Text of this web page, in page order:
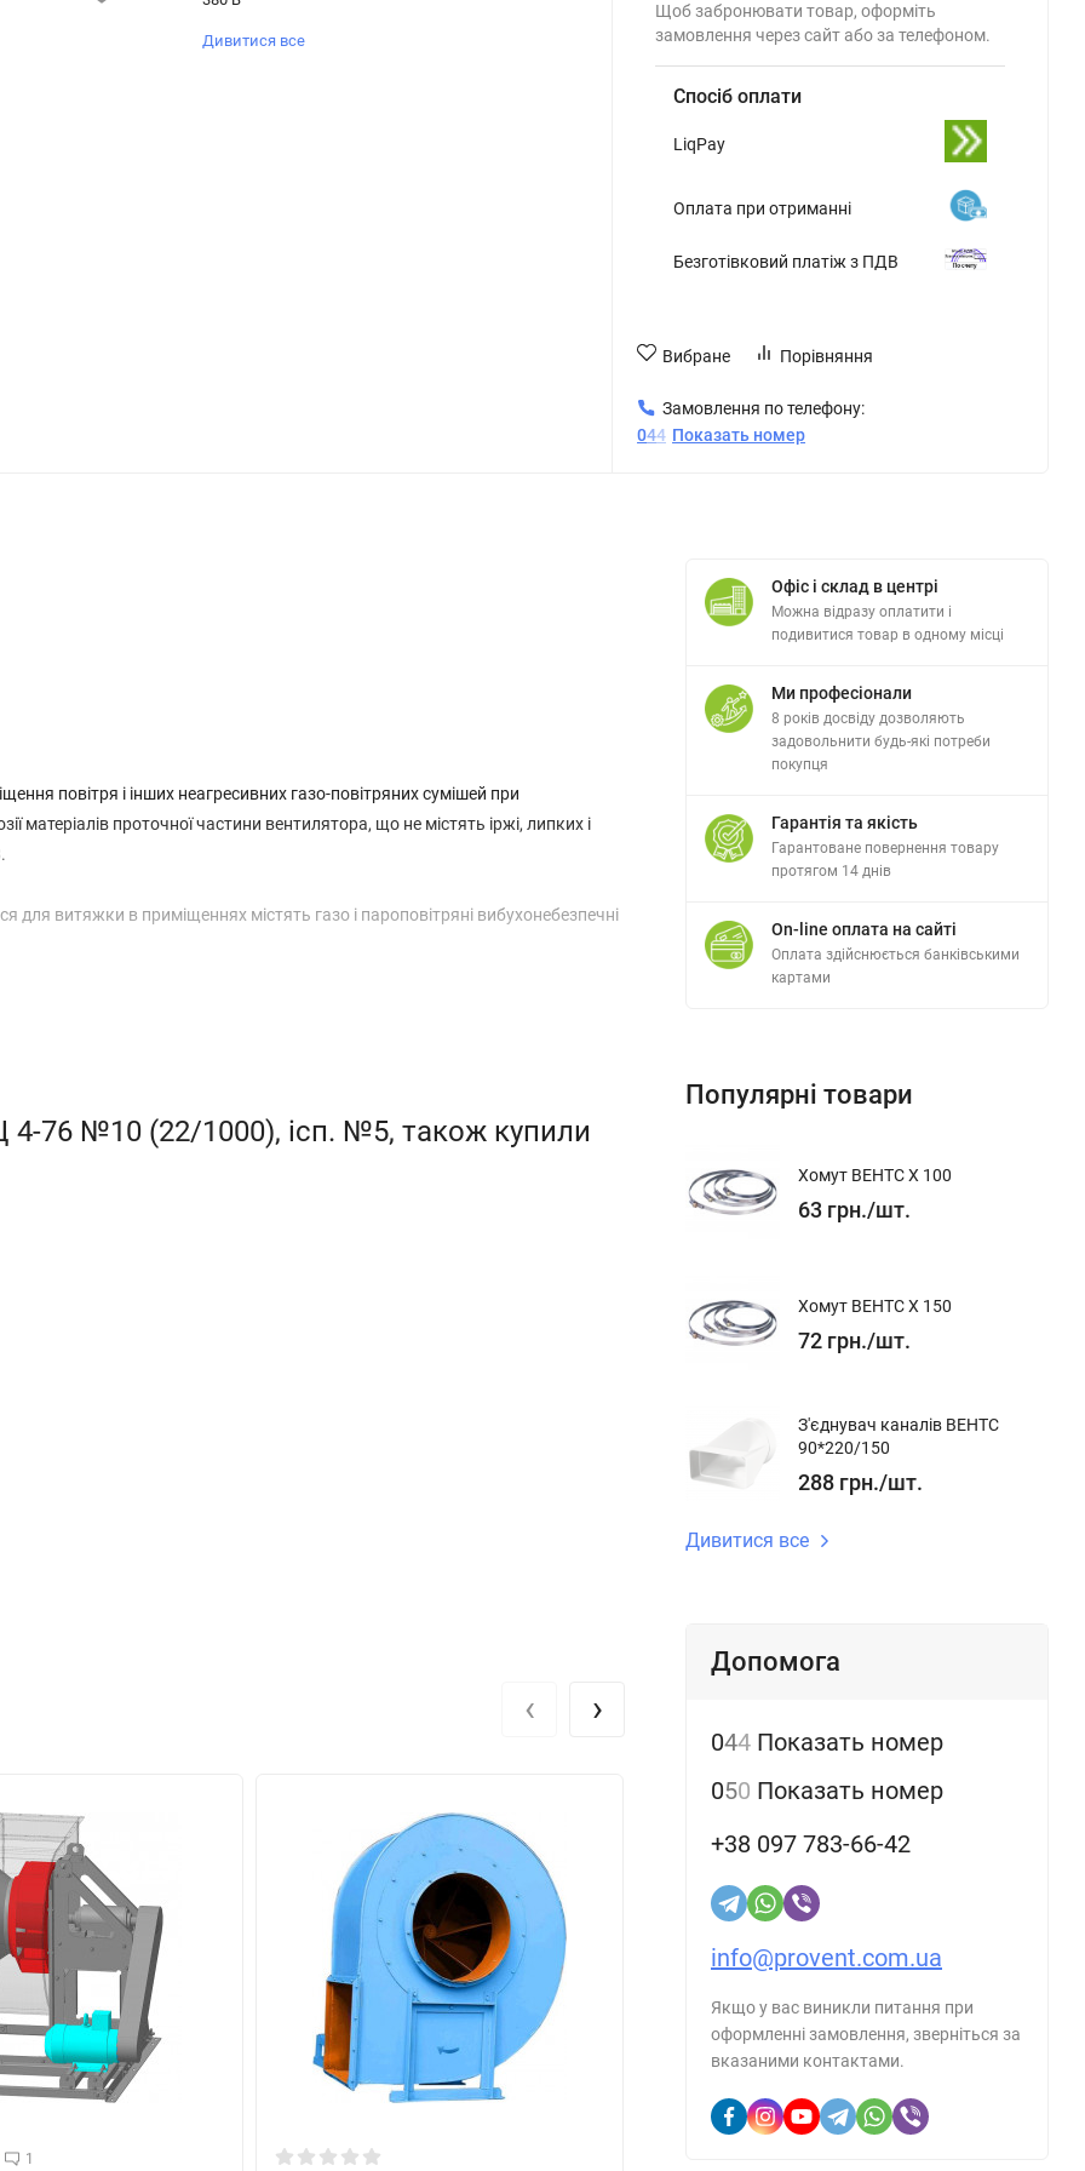
Дивитися все
Щоб забронювати товар, оформіть
замовлення через сайт або за телефоном.
Спосіб оплати
LiqPay
Оплата при отриманні
Безготівковий платіж з ПДВ
Вибране Порівняння
Замовлення по телефону:
044 Показать номер
повітря і інших неагресивних газо-повітряних сумішей при
матеріалів проточної частини вентилятора, що не містять іржі, липких і
.
для витяжки в приміщеннях містять газо і пароповітряні вибухонебезпечні
22 - 45 1850 - 950 730
20 - 52 2100 - 1050
18,2 - 48 1700 - 880 744
4-76 №10 (22/1000), ісп. №5, також купили
1
‹ ›
Офіс і склад в центрі
Можна відразу оплатити і
подивитися товар в одному місці
Ми професіонали
8 років досвіду дозволяють
задовольнити будь-які потреби
покупця
Гарантія та якість
Гарантоване повернення товару
протягом 14 днів
On-line оплата на сайті
Оплата здійснюється банківськими
картами
Популярні товари
Хомут ВЕНТС Х 100
63 грн./шт.
Хомут ВЕНТС Х 150
72 грн./шт.
З'єднувач каналів ВЕНТС
90*220/150
288 грн./шт.
Дивитися все
Допомога
044 Показать номер
050 Показать номер
+38 097 783-66-42
info@provent.com.ua
Якщо у вас виникли питання при
оформленні замовлення, зверніться за
вказаними контактами.